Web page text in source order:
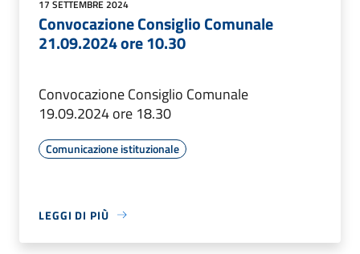
17 SETTEMBRE 2024
Convocazione Consiglio Comunale
21.09.2024 ore 10.30
Convocazione Consiglio Comunale
19.09.2024 ore 18.30
Comunicazione istituzionale
LEGGI DI PIÙ